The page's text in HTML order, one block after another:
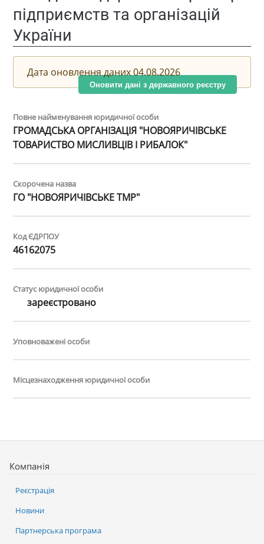
підприємств та організацій
України
Дата оновлення даних 04.08.2026
Оновити дані з державного реєстру
Повне найменування юридичної особи
ГРОМАДСЬКА ОРГАНІЗАЦІЯ "НОВОЯРИЧІВСЬКЕ
ТОВАРИСТВО МИСЛИВЦІВ І РИБАЛОК"
Скорочена назва
ГО "НОВОЯРИЧІВСЬКЕ ТМР"
Код ЄДРПОУ
46162075
Статус юридичної особи
зареєстровано
Уповноважені особи
Місцезнаходження юридичної особи
Компанія
Реєстрація
Новини
Партнерська програма